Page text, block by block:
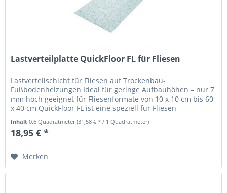
Lastverteilplatte QuickFloor FL für Fliesen
Lastverteilschicht für Fliesen auf Trockenbau-
Fußbodenheizungen Ideal für geringe Aufbauhöhen – nur 7
mm hoch geeignet für Fliesenformate von 10 x 10 cm bis 60
x 40 cm QuickFloor FL ist eine speziell für Fliesen
Inhalt0.6 Quadratmeter(31,58 € * / 1 Quadratmeter)
18,95 € *
Merken